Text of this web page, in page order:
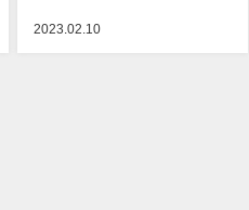
2023.02.10